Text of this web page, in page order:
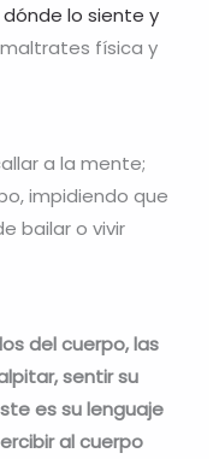
lo siente y
física y
a la mente;
impidiendo que
bailar o vivir
del cuerpo, las
sentir su
es su lenguaje
al cuerpo